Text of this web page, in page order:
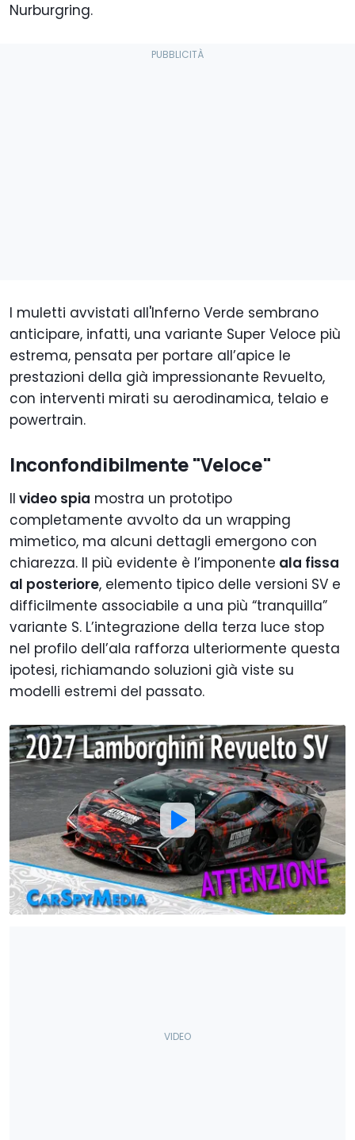
Nurburgring.
I muletti avvistati all'Inferno Verde sembrano
anticipare, infatti, una variante Super Veloce più
estrema, pensata per portare all’apice le
prestazioni della già impressionante Revuelto,
con interventi mirati su aerodinamica, telaio e
powertrain.
Inconfondibilmente "Veloce"
Il video spia mostra un prototipo
completamente avvolto da un wrapping
mimetico, ma alcuni dettagli emergono con
chiarezza. Il più evidente è l’imponente ala fissa
al posteriore, elemento tipico delle versioni SV e
difficilmente associabile a una più “tranquilla”
variante S. L’integrazione della terza luce stop
nel profilo dell’ala rafforza ulteriormente questa
ipotesi, richiamando soluzioni già viste su
modelli estremi del passato.